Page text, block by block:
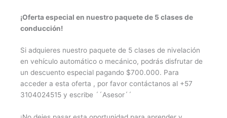
¡Oferta especial en nuestro paquete de 5 clases de
conducción!
Si adquieres nuestro paquete de 5 clases de nivelación
en vehículo automático o mecánico, podrás disfrutar de
un descuento especial pagando $700.000. Para
acceder a esta oferta , por favor contáctanos al +57
3104024515 y escribe ´´Asesor´´